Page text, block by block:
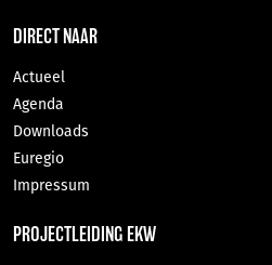
DIRECT NAAR
Actueel
Agenda
Downloads
Euregio
Impressum
PROJECTLEIDING EKW